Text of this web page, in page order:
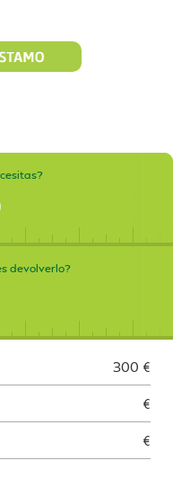
devolverlo?
300 €
€
€